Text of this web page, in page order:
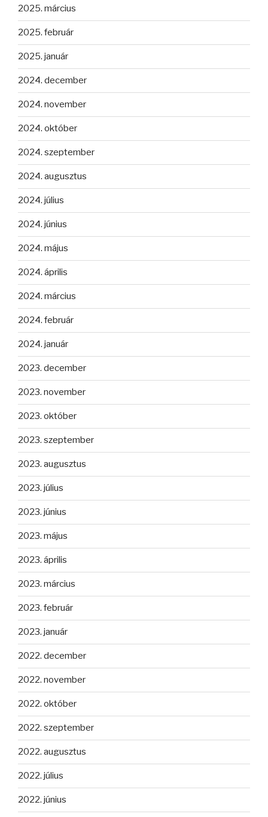
2025. március
2025. február
2025. január
2024. december
2024. november
2024. október
2024. szeptember
2024. augusztus
2024. július
2024. június
2024. május
2024. április
2024. március
2024. február
2024. január
2023. december
2023. november
2023. október
2023. szeptember
2023. augusztus
2023. július
2023. június
2023. május
2023. április
2023. március
2023. február
2023. január
2022. december
2022. november
2022. október
2022. szeptember
2022. augusztus
2022. július
2022. június